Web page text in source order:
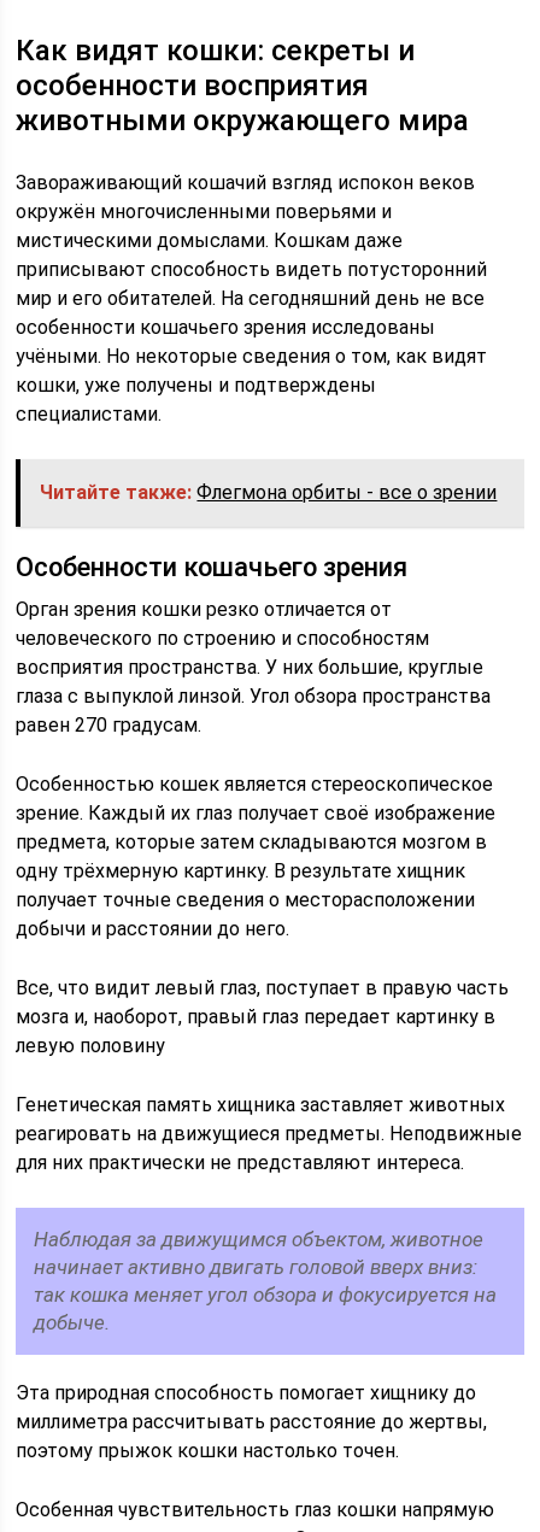
Как видят кошки: секреты и
особенности восприятия
животными окружающего мира
Завораживающий кошачий взгляд испокон веков
окружён многочисленными поверьями и
мистическими домыслами. Кошкам даже
приписывают способность видеть потусторонний
мир и его обитателей. На сегодняшний день не все
особенности кошачьего зрения исследованы
учёными. Но некоторые сведения о том, как видят
кошки, уже получены и подтверждены
специалистами.
Читайте также: Флегмона орбиты - все о зрении
Особенности кошачьего зрения
Орган зрения кошки резко отличается от
человеческого по строению и способностям
восприятия пространства. У них большие, круглые
глаза с выпуклой линзой. Угол обзора пространства
равен 270 градусам.
Особенностью кошек является стереоскопическое
зрение. Каждый их глаз получает своё изображение
предмета, которые затем складываются мозгом в
одну трёхмерную картинку. В результате хищник
получает точные сведения о месторасположении
добычи и расстоянии до него.
Все, что видит левый глаз, поступает в правую часть
мозга и, наоборот, правый глаз передает картинку в
левую половину
Генетическая память хищника заставляет животных
реагировать на движущиеся предметы. Неподвижные
для них практически не представляют интереса.
Наблюдая за движущимся объектом, животное
начинает активно двигать головой вверх вниз:
так кошка меняет угол обзора и фокусируется на
добыче.
Эта природная способность помогает хищнику до
миллиметра рассчитывать расстояние до жертвы,
поэтому прыжок кошки настолько точен.
Особенная чувствительность глаз кошки напрямую